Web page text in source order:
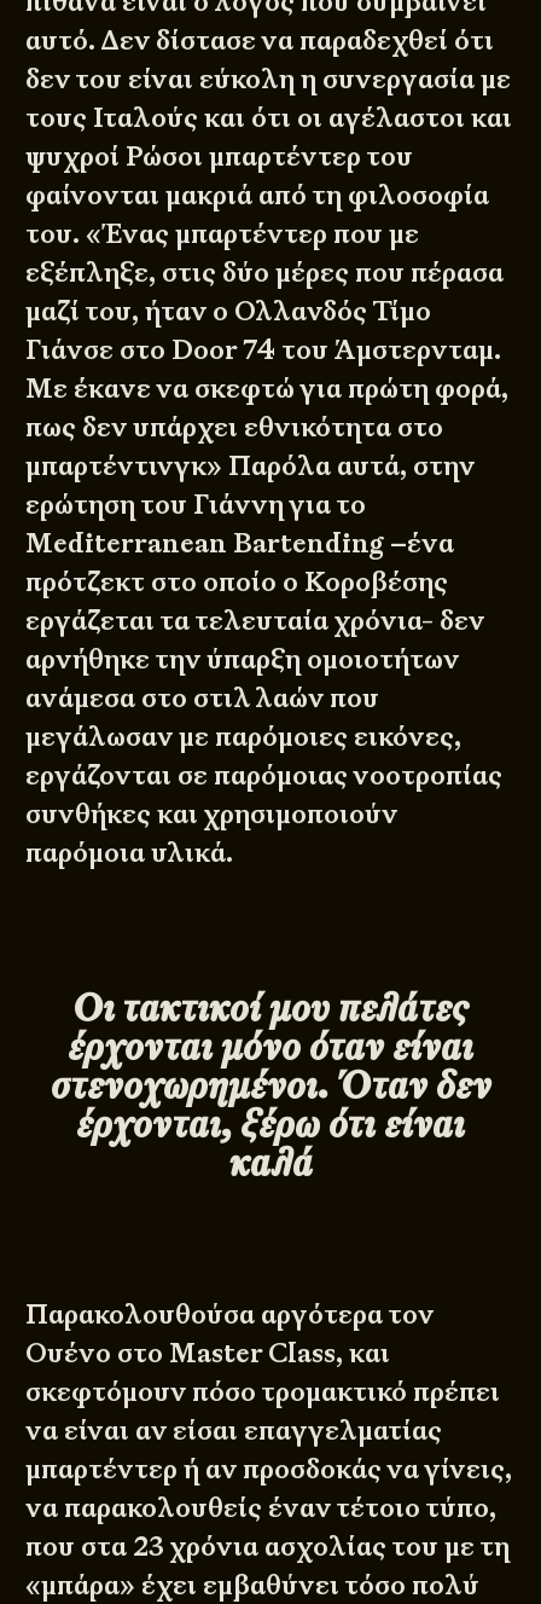
αυτό. Δεν δίστασε να παραδεχθεί ότι
δεν του είναι εύκολη η συνεργασία με
τους Ιταλούς και ότι οι αγέλαστοι και
ψυχροί Ρώσοι μπαρτέντερ του
φαίνονται μακριά από τη φιλοσοφία
του. «Ένας μπαρτέντερ που με
εξέπληξε, στις δύο μέρες που πέρασα
μαζί του, ήταν ο Ολλανδός Τίμο
Γιάνσε στο Door 74 του Άμστερνταμ.
Με έκανε να σκεφτώ για πρώτη φορά,
πως δεν υπάρχει εθνικότητα στο
μπαρτέντινγκ» Παρόλα αυτά, στην
ερώτηση του Γιάννη για το
Mediterranean Bartending –ένα
πρότζεκτ στο οποίο ο Κοροβέσης
εργάζεται τα τελευταία χρόνια- δεν
αρνήθηκε την ύπαρξη ομοιοτήτων
ανάμεσα στο στιλ λαών που
μεγάλωσαν με παρόμοιες εικόνες,
εργάζονται σε παρόμοιας νοοτροπίας
συνθήκες και χρησιμοποιούν
παρόμοια υλικά.
Οι τακτικοί μου πελάτες
έρχονται μόνο όταν είναι
στενοχωρημένοι. Όταν δεν
έρχονται, ξέρω ότι είναι
καλά
Παρακολουθούσα αργότερα τον
Ουένο στο Master Class, και
σκεφτόμουν πόσο τρομακτικό πρέπει
να είναι αν είσαι επαγγελματίας
μπαρτέντερ ή αν προσδοκάς να γίνεις,
να παρακολουθείς έναν τέτοιο τύπο,
που στα 23 χρόνια ασχολίας του με τη
«μπάρα» έχει εμβαθύνει τόσο πολύ